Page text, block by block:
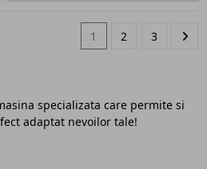
1 2 3
specializata care permite si
adaptat nevoilor tale!